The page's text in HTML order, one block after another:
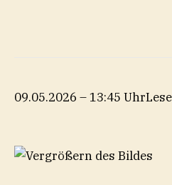
09.05.2026 – 13:45 Uhr